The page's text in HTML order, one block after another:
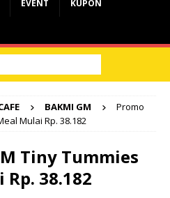
EVENT KUPON
BAKMI GM
Promo
Mulai Rp. 38.182
Tiny Tummies
38.182